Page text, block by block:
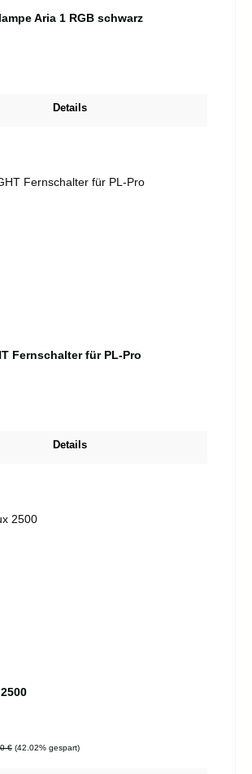
Aria 1 RGB schwarz
Details
Fernschalter für PL-Pro
Details
Preis:
€ (42.02% gespart)